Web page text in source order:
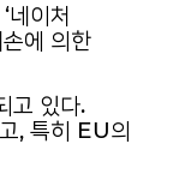
네이처
에 의한
고 있다.
, 특히 EU의